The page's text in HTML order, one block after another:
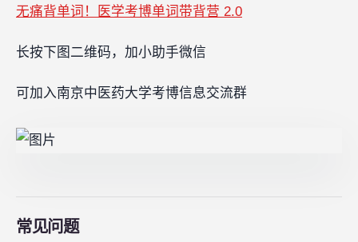
无痛背单词！医学考博单词带背营 2.0
长按下图二维码，加小助手微信
可加入南京中医药大学考博信息交流群
常见问题